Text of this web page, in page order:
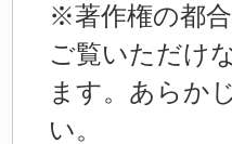
※著作権の都
ご覧いただけ
ます。あらか
い。